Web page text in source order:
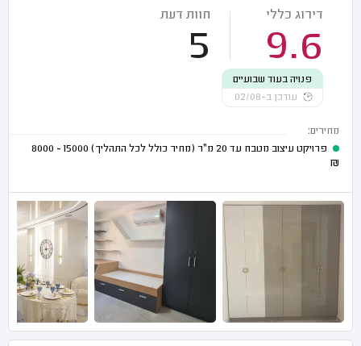
דירוג כללי
9.6
חוות דעת
5
פנויה בעוד שבועיים
עודכן ב-02/08
מחירים:
פרויקט עיצוב מטבח עד 20 מ"ר (מחיר כולל לכל התהליך)
15000 - 8000
₪